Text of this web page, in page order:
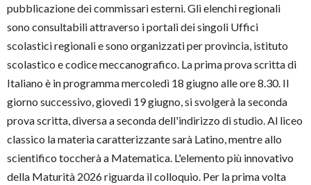
pubblicazione dei commissari esterni. Gli elenchi regionali
sono consultabili attraverso i portali dei singoli Uffici
scolastici regionali e sono organizzati per provincia, istituto
scolastico e codice meccanografico. La prima prova scritta di
Italiano è in programma mercoledì 18 giugno alle ore 8.30. Il
giorno successivo, giovedì 19 giugno, si svolgerà la seconda
prova scritta, diversa a seconda dell'indirizzo di studio. Al liceo
classico la materia caratterizzante sarà Latino, mentre allo
scientifico toccherà a Matematica. L'elemento più innovativo
della Maturità 2026 riguarda il colloquio. Per la prima volta